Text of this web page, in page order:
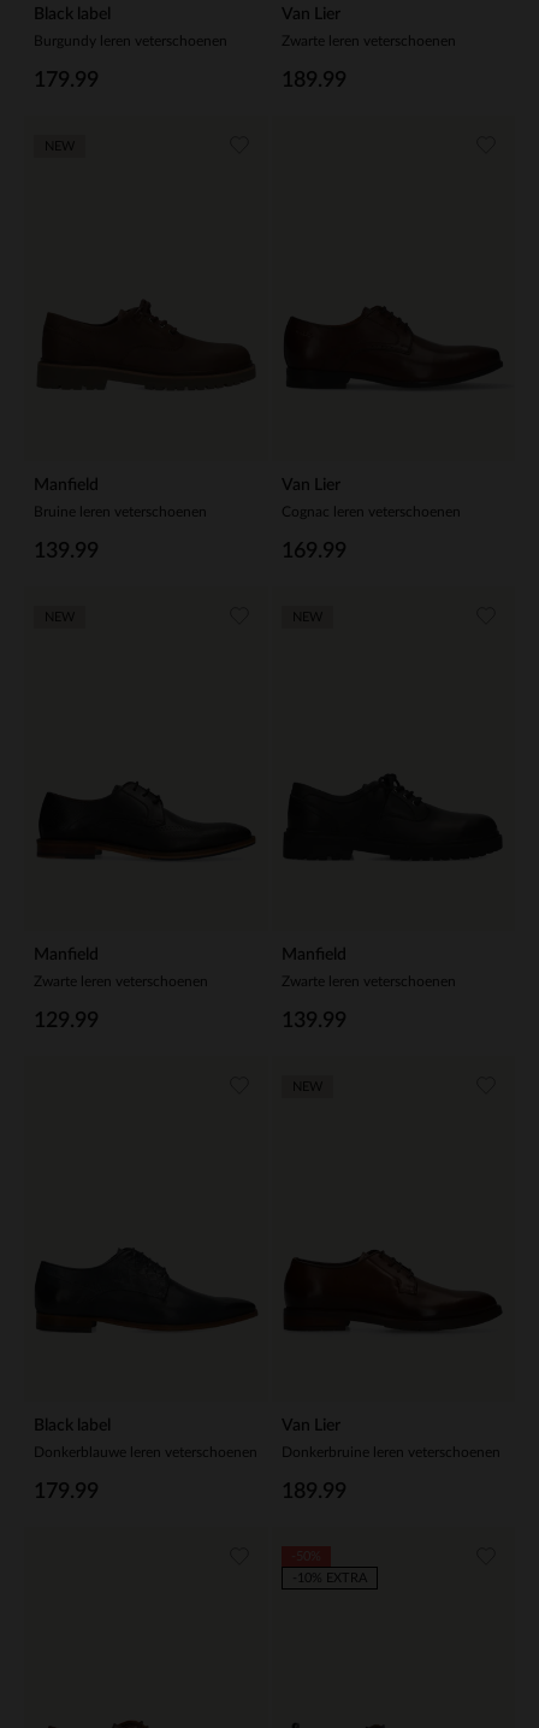
Black label
Burgundy leren veterschoenen
179.99
Van Lier
Zwarte leren veterschoenen
189.99
Manfield
Bruine leren veterschoenen
139.99
Van Lier
Cognac leren veterschoenen
169.99
Manfield
Zwarte leren veterschoenen
129.99
Manfield
Zwarte leren veterschoenen
139.99
Black label
Donkerblauwe leren veterschoenen
179.99
Van Lier
Donkerbruine leren veterschoenen
189.99
-10% EXTRA